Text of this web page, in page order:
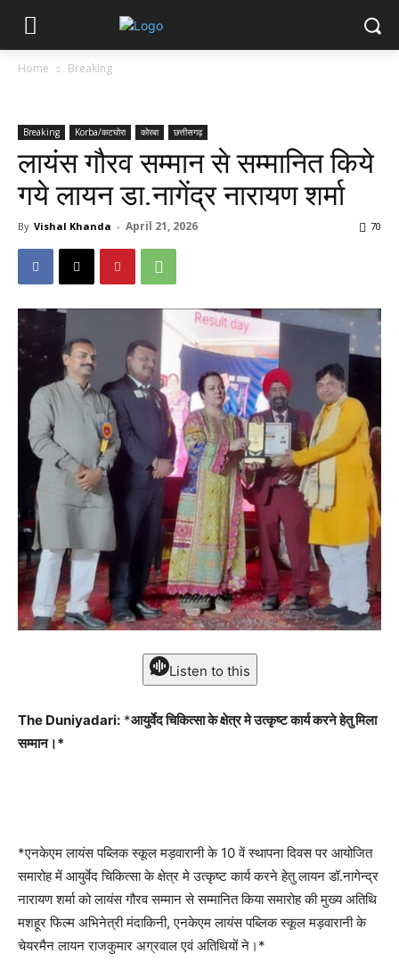
Home Breaking
Breaking Korba/कटघोरा कोरबा छत्तीसगढ़
लायंस गौरव सम्मान से सम्मानित किये
गये लायन डा.नागेंद्र नारायण शर्मा
By Vishal Khanda - April 21, 2026 70
Listen to this
The Duniyadari: *आयुर्वेद चिकित्सा के क्षेत्र मे उत्कृष्ट कार्य करने हेतु मिला
सम्मान।*
*एनकेएम लायंस पब्लिक स्कूल मड़वारानी के 10 वें स्थापना दिवस पर आयोजित
समारोह में आयुर्वेद चिकित्सा के क्षेत्र मे उत्कृष्ट कार्य करने हेतु लायन डॉ.नागेन्द्र
नारायण शर्मा को लायंस गौरव सम्मान से सम्मानित किया समारोह की मुख्य अतिथि
मशहूर फिल्म अभिनेत्री मंदाकिनी, एनकेएम लायंस पब्लिक स्कूल मड़वारानी के
चेयरमैन लायन राजकुमार अग्रवाल एवं अतिथियों ने।*